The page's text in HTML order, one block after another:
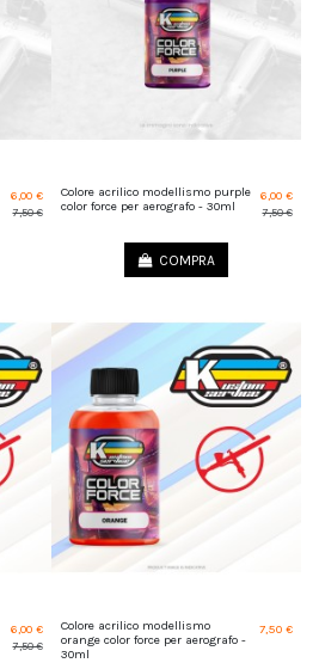
6,00 €
7,50 €
Colore acrilico modellismo purple
color force per aerografo - 30ml
6,00 €
7,50 €
COMPRA
6,00 €
7,50 €
Colore acrilico modellismo
orange color force per aerografo -
30ml
7,50 €